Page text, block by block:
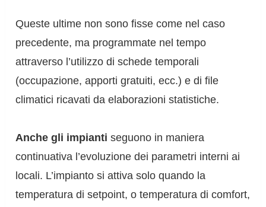
Queste ultime non sono fisse come nel caso
precedente, ma programmate nel tempo
attraverso l’utilizzo di schede temporali
(occupazione, apporti gratuiti, ecc.) e di file
climatici ricavati da elaborazioni statistiche.
Anche gli impianti seguono in maniera
continuativa l’evoluzione dei parametri interni ai
locali. L’impianto si attiva solo quando la
temperatura di setpoint, o temperatura di comfort,